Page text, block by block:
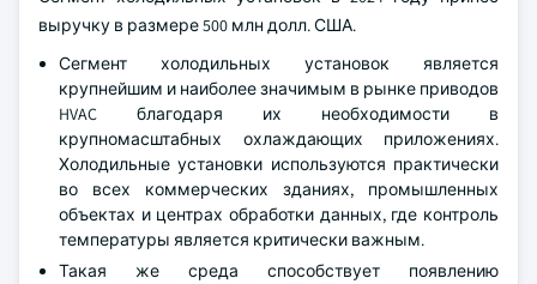
выручку в размере 500 млн долл. США.
Сегмент холодильных установок является
крупнейшим и наиболее значимым в рынке приводов
HVAC благодаря их необходимости в
крупномасштабных охлаждающих приложениях.
Холодильные установки используются практически
во всех коммерческих зданиях, промышленных
объектах и центрах обработки данных, где контроль
температуры является критически важным.
Такая же среда способствует появлению